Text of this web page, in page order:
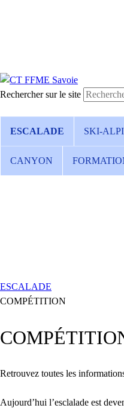
Rechercher sur le site
ESCALADE SKI-
CANYON
ESCALADE
COMPÉTITION
Retrouvez toutes les
Aujourd’hui l’esclalade est